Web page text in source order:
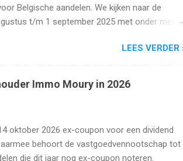
Belgische aandelen. We kijken naar de
t/m 1 september 2025 met onder meer
LEES VERDER
Immo Moury in 2026
oktober 2026 ex-coupon voor een dividend
behoort de vastgoedvennootschap tot
die dit jaar nog ex-coupon noteren.